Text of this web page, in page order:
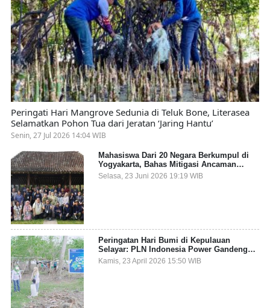
Peringati Hari Mangrove Sedunia di Teluk Bone, Literasea
Selamatkan Pohon Tua dari Jeratan ‘Jaring Hantu’
Senin, 27 Jul 2026 14:04 WIB
Mahasiswa Dari 20 Negara Berkumpul di
Yogyakarta, Bahas Mitigasi Ancaman
Kesehatan Global
Selasa, 23 Juni 2026 19:19 WIB
Peringatan Hari Bumi di Kepulauan
Selayar: PLN Indonesia Power Gandeng
Pemda dan Komunitas, Giatkan Restorasi
Mangrove
Kamis, 23 April 2026 15:50 WIB